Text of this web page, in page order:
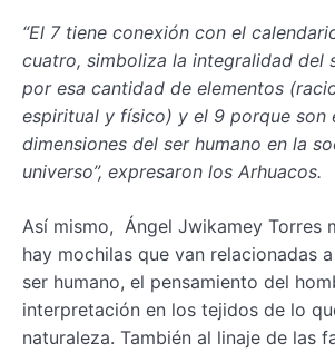
“El 7 tiene conexión con el
cuatro, simboliza la integralidad del
por esa cantidad de elementos
espiritual y físico) y el 9 porque son
dimensiones del ser humano en la
universo”, expresaron los Arhuacos.
Así mismo, Ángel Jwikamey Torres
hay mochilas que van relacionadas
ser humano, el pensamiento del
interpretación en los tejidos de lo
naturaleza. También al linaje de las